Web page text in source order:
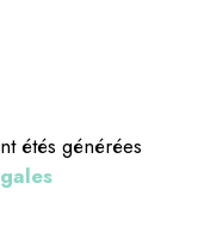
étés générées